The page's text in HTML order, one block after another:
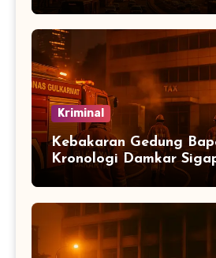
Kriminal
Kebakaran Gedung
Kronologi Damkar